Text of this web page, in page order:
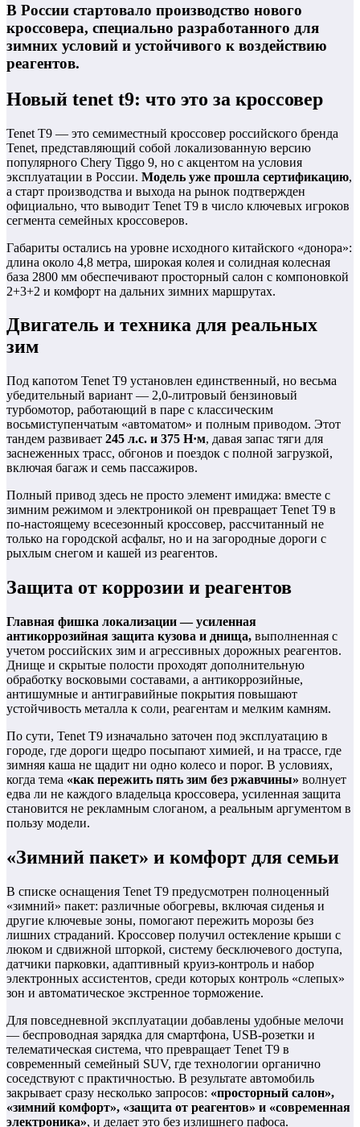
В России стартовало производство нового
кроссовера, специально разработанного для
зимних условий и устойчивого к воздействию
реагентов.
Новый tenet t9: что это за кроссовер
Tenet T9 — это семиместный кроссовер российского бренда
Tenet, представляющий собой локализованную версию
популярного Chery Tiggo 9, но с акцентом на условия
эксплуатации в России. Модель уже прошла сертификацию,
а старт производства и выхода на рынок подтвержден
официально, что выводит Tenet T9 в число ключевых игроков
сегмента семейных кроссоверов.
Габариты остались на уровне исходного китайского «донора»:
длина около 4,8 метра, широкая колея и солидная колесная
база 2800 мм обеспечивают просторный салон с компоновкой
2+3+2 и комфорт на дальних зимних маршрутах.
Двигатель и техника для реальных
зим
Под капотом Tenet T9 установлен единственный, но весьма
убедительный вариант — 2,0‑литровый бензиновый
турбомотор, работающий в паре с классическим
восьмиступенчатым «автоматом» и полным приводом. Этот
тандем развивает 245 л.с. и 375 Н·м, давая запас тяги для
заснеженных трасс, обгонов и поездок с полной загрузкой,
включая багаж и семь пассажиров.
Полный привод здесь не просто элемент имиджа: вместе с
зимним режимом и электроникой он превращает Tenet T9 в
по‑настоящему всесезонный кроссовер, рассчитанный не
только на городской асфальт, но и на загородные дороги с
рыхлым снегом и кашей из реагентов.
Защита от коррозии и реагентов
Главная фишка локализации — усиленная
антикоррозийная защита кузова и днища, выполненная с
учетом российских зим и агрессивных дорожных реагентов.
Днище и скрытые полости проходят дополнительную
обработку восковыми составами, а антикоррозийные,
антишумные и антигравийные покрытия повышают
устойчивость металла к соли, реагентам и мелким камням.
По сути, Tenet T9 изначально заточен под эксплуатацию в
городе, где дороги щедро посыпают химией, и на трассе, где
зимняя каша не щадит ни одно колесо и порог. В условиях,
когда тема «как пережить пять зим без ржавчины» волнует
едва ли не каждого владельца кроссовера, усиленная защита
становится не рекламным слоганом, а реальным аргументом в
пользу модели.
«Зимний пакет» и комфорт для семьи
В списке оснащения Tenet T9 предусмотрен полноценный
«зимний» пакет: различные обогревы, включая сиденья и
другие ключевые зоны, помогают пережить морозы без
лишних страданий. Кроссовер получил остекление крыши с
люком и сдвижной шторкой, систему бесключевого доступа,
датчики парковки, адаптивный круиз‑контроль и набор
электронных ассистентов, среди которых контроль «слепых»
зон и автоматическое экстренное торможение.
Для повседневной эксплуатации добавлены удобные мелочи
— беспроводная зарядка для смартфона, USB‑розетки и
телематическая система, что превращает Tenet T9 в
современный семейный SUV, где технологии органично
соседствуют с практичностью. В результате автомобиль
закрывает сразу несколько запросов: «просторный салон»,
«зимний комфорт», «защита от реагентов» и «современная
электроника», и делает это без излишнего пафоса.